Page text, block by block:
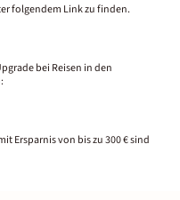
folgendem Link zu finden.
bei Reisen in den
Ersparnis von bis zu 300 € sind